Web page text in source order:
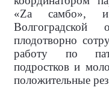
«Zа самбо»,
плодотворно
работу по
подростков и
положительные